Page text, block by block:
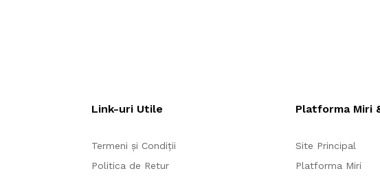
Link-uri Utile
Termeni și Condiții
Politica de Retur
Platforma Miri
Site Principal
Platforma Miri